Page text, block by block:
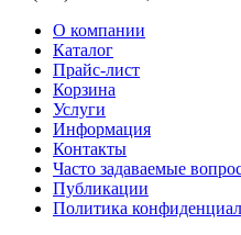
О компании
Каталог
Прайс-лист
Корзина
Услуги
Информация
Контакты
Часто задаваемые
Публикации
Политика